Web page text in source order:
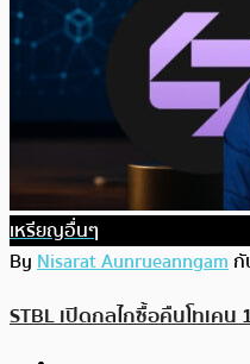
เหรียญอื่นๆ
ByNisarat Aunrueanngamกั
STBL เปิดกลไกซื้อคืนโทเคน